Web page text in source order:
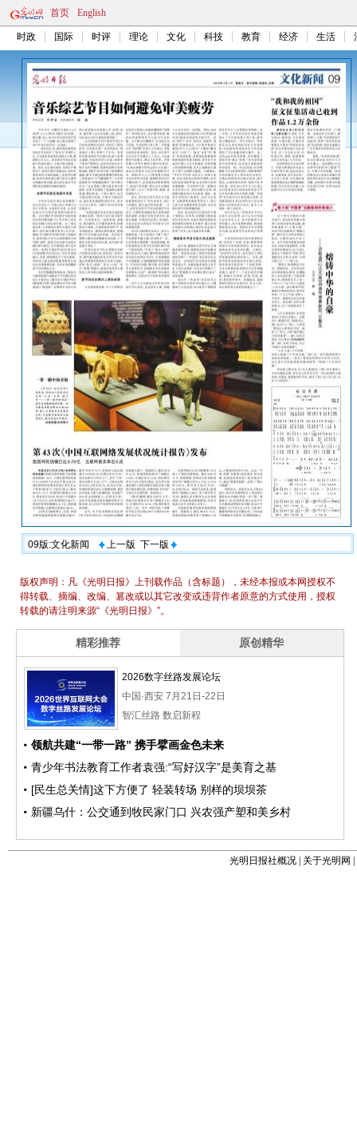
首页 English
时政 国际 时评 理论 文化 科技 教育 经济 生活
09版:文化新闻 上一版 下一版
光明日报社概况 关于光明网